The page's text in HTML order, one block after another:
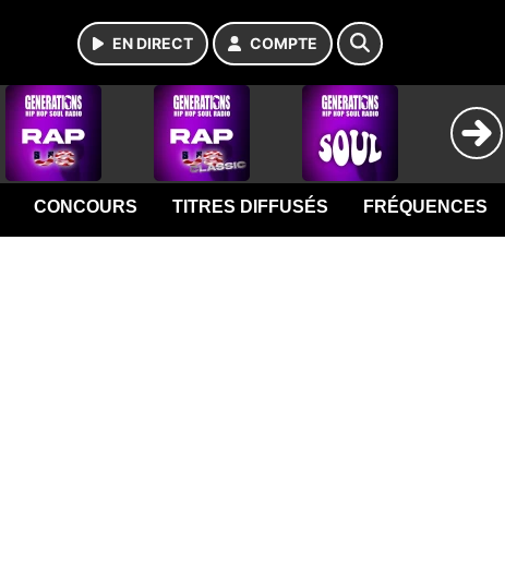
EN DIRECT COMPTE
CONCOURS TITRES DIFFUSÉS FRÉQUENCES